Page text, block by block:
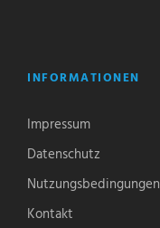
INFORMATIONEN
Impressum
Datenschutz
Nutzungsbedingungen
Kontakt